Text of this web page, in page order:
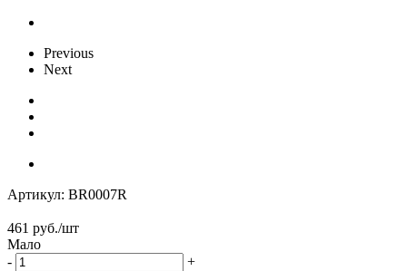
Previous
Next
Артикул: BR0007R
461 руб./шт
Мало
-
+